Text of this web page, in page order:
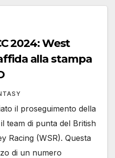
2024: West
alla stampa
il proseguimento della
team di punta del British
Racing (WSR). Questa
di un numero